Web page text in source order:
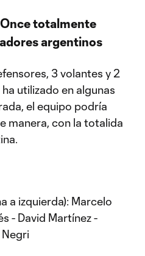
totalmente
argentinos
3 volantes y 2
utilizado en algunas
el equipo podría
manera, con la totalida
a izquierda): Marcelo
- David Martínez -